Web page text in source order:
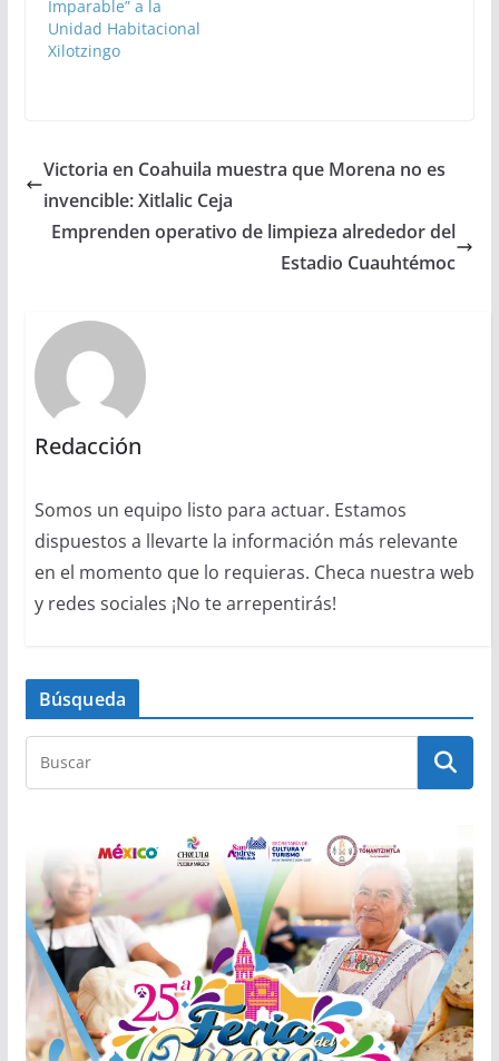
Imparable” a la
Unidad Habitacional
Xilotzingo
Victoria en Coahuila muestra que Morena no es
invencible: Xitlalic Ceja
Emprenden operativo de limpieza alrededor del
Estadio Cuauhtémoc
Redacción
Somos un equipo listo para actuar. Estamos
dispuestos a llevarte la información más relevante
en el momento que lo requieras. Checa nuestra web
y redes sociales ¡No te arrepentirás!
Búsqueda